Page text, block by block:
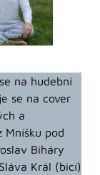
na hudební
se na cover
a
Mníšku pod
Biháry
Král (bicí)